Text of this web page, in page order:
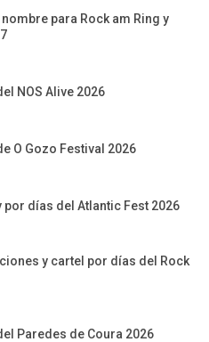
para Rock am Ring y
NOS Alive 2026
O Gozo Festival 2026
por días del Atlantic Fest 2026
y cartel por días del Rock
Paredes de Coura 2026